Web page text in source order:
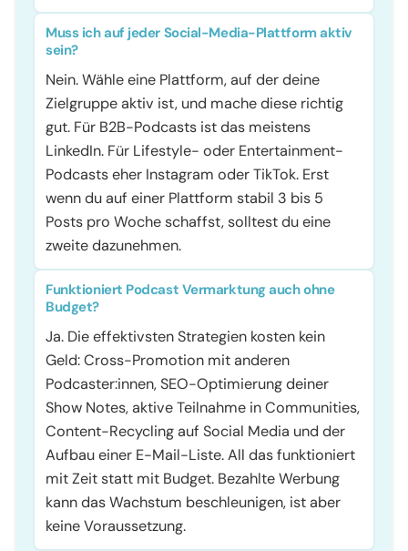
Muss ich auf jeder Social-Media-Plattform aktiv
sein?
Nein. Wähle eine Plattform, auf der deine
Zielgruppe aktiv ist, und mache diese richtig
gut. Für B2B-Podcasts ist das meistens
LinkedIn. Für Lifestyle- oder Entertainment-
Podcasts eher Instagram oder TikTok. Erst
wenn du auf einer Plattform stabil 3 bis 5
Posts pro Woche schaffst, solltest du eine
zweite dazunehmen.
Funktioniert Podcast Vermarktung auch ohne
Budget?
Ja. Die effektivsten Strategien kosten kein
Geld: Cross-Promotion mit anderen
Podcaster:innen, SEO-Optimierung deiner
Show Notes, aktive Teilnahme in Communities,
Content-Recycling auf Social Media und der
Aufbau einer E-Mail-Liste. All das funktioniert
mit Zeit statt mit Budget. Bezahlte Werbung
kann das Wachstum beschleunigen, ist aber
keine Voraussetzung.